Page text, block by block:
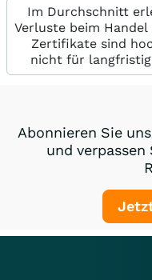
Im Durchschnitt
Verluste beim
Zertifikate sind
nicht für
Abonnieren Sie
und